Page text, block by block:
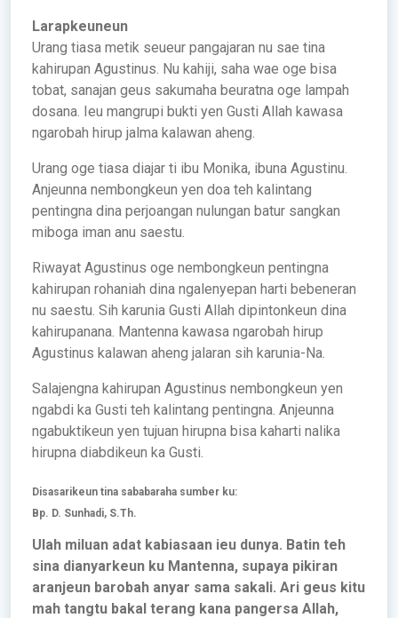
Larapkeuneun
Urang tiasa metik seueur pangajaran nu sae tina
kahirupan Agustinus. Nu kahiji, saha wae oge bisa
tobat, sanajan geus sakumaha beuratna oge lampah
dosana. Ieu mangrupi bukti yen Gusti Allah kawasa
ngarobah hirup jalma kalawan aheng.
Urang oge tiasa diajar ti ibu Monika, ibuna Agustinu.
Anjeunna nembongkeun yen doa teh kalintang
pentingna dina perjoangan nulungan batur sangkan
miboga iman anu saestu.
Riwayat Agustinus oge nembongkeun pentingna
kahirupan rohaniah dina ngalenyepan harti bebeneran
nu saestu. Sih karunia Gusti Allah dipintonkeun dina
kahirupanana. Mantenna kawasa ngarobah hirup
Agustinus kalawan aheng jalaran sih karunia-Na.
Salajengna kahirupan Agustinus nembongkeun yen
ngabdi ka Gusti teh kalintang pentingna. Anjeunna
ngabuktikeun yen tujuan hirupna bisa kaharti nalika
hirupna diabdikeun ka Gusti.
Disasarikeun tina sababaraha sumber ku:
Bp. D. Sunhadi, S.Th.
Ulah miluan adat kabiasaan ieu dunya. Batin teh
sina dianyarkeun ku Mantenna, supaya pikiran
aranjeun barobah anyar sama sakali. Ari geus kitu
mah tangtu bakal terang kana pangersa Allah,